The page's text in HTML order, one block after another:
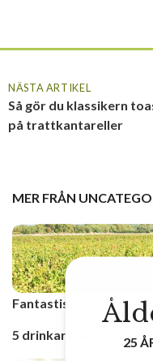
NÄSTA ARTIKEL
Så gör du klassikern
på trattkantareller
MER FRÅN
Fantastisk vinnarresa
5 drinkar som lyser25